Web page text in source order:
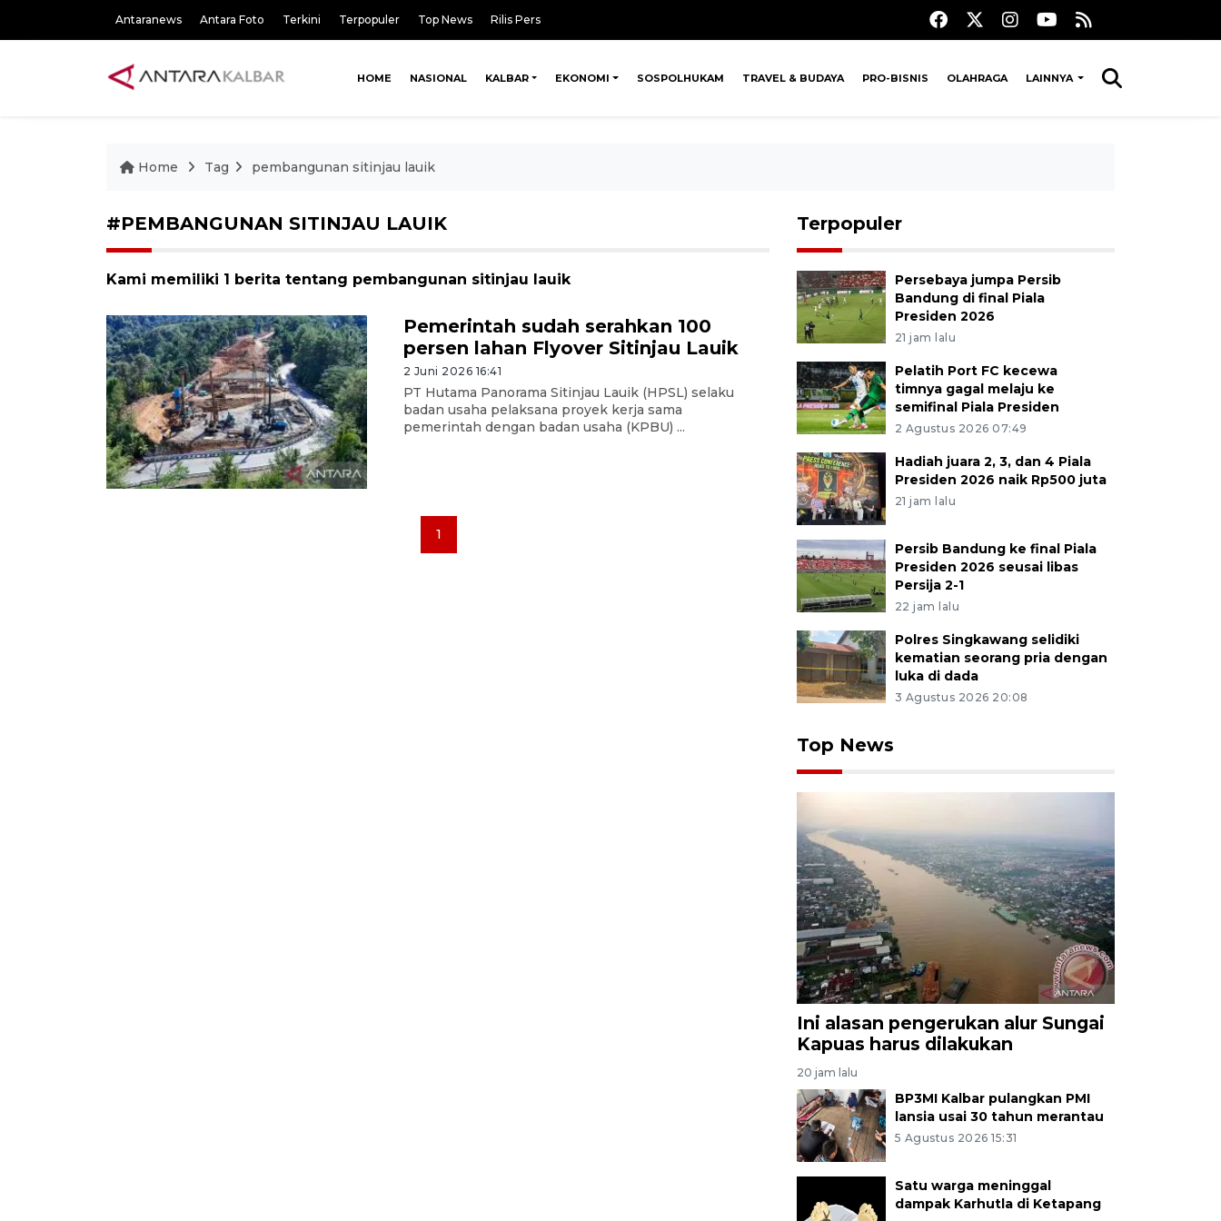
Antaranews Antara Foto Terkini Terpopuler Top News Rilis Pers
HOME NASIONAL KALBAR EKONOMI SOSPOLHUKAM TRAVEL & BUDAYA PRO-BISNIS OLAHRAGA LAINNYA
Home Tag pembangunan sitinjau lauik
#PEMBANGUNAN SITINJAU LAUIK
Kami memiliki 1 berita tentang pembangunan sitinjau lauik
Pemerintah sudah serahkan 100
persen lahan Flyover Sitinjau Lauik
2 Juni 2026 16:41
PT Hutama Panorama Sitinjau Lauik (HPSL) selaku
badan usaha pelaksana proyek kerja sama
pemerintah dengan badan usaha (KPBU) ...
1
Terpopuler
Persebaya jumpa Persib
Bandung di final Piala
Presiden 2026
21 jam lalu
Pelatih Port FC kecewa
timnya gagal melaju ke
semifinal Piala Presiden
2 Agustus 2026 07:49
Hadiah juara 2, 3, dan 4 Piala
Presiden 2026 naik Rp500 juta
21 jam lalu
Persib Bandung ke final Piala
Presiden 2026 seusai libas
Persija 2-1
22 jam lalu
Polres Singkawang selidiki
kematian seorang pria dengan
luka di dada
3 Agustus 2026 20:08
Top News
Ini alasan pengerukan alur Sungai
Kapuas harus dilakukan
20 jam lalu
BP3MI Kalbar pulangkan PMI
lansia usai 30 tahun merantau
5 Agustus 2026 15:31
Satu warga meninggal
dampak Karhutla di Ketapang